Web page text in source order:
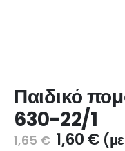
Παιδικό
630-22/1
1,65€ 1,60€